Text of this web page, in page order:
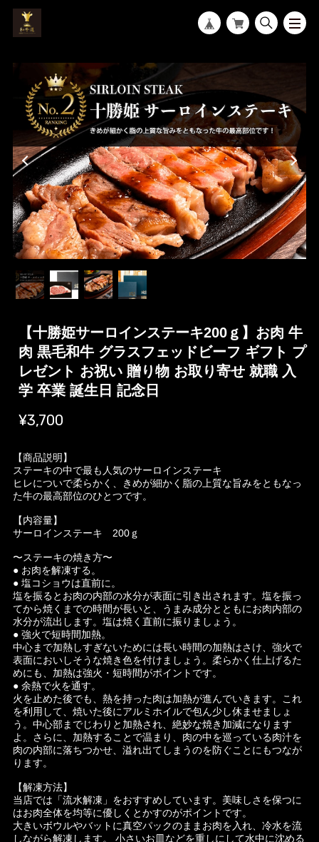
【十勝姫サーロインステーキ200ｇ】お肉 牛
肉 黒毛和牛 グラスフェッドビーフ ギフト プ
レゼント お祝い 贈り物 お取り寄せ 就職 入
学 卒業 誕生日 記念日
¥3,700
【商品説明】
ステーキの中で最も人気のサーロインステーキ
ヒレについで柔らかく、きめが細かく脂の上質な旨みをともなっ
た牛の最高部位のひとつです。
【内容量】
サーロインステーキ 200ｇ
〜ステーキの焼き方〜
● お肉を解凍する。
● 塩コショウは直前に。
塩を振るとお肉の内部の水分が表面に引き出されます。塩を振っ
てから焼くまでの時間が長いと、うまみ成分とともにお肉内部の
水分が流出します。塩は焼く直前に振りましょう。
● 強火で短時間加熱。
中心まで加熱しすぎないためには長い時間の加熱はさけ、強火で
表面においしそうな焼き色を付けましょう。柔らかく仕上げるた
めにも、加熱は強火・短時間がポイントです。
● 余熱で火を通す。
火を止めた後でも、熱を持った肉は加熱が進んでいきます。これ
を利用して、焼いた後にアルミホイルで包ん少し休ませましょ
う。中心部までじわりと加熱され、絶妙な焼き加減になります
よ。さらに、加熱することで温まり、肉の中を巡っている肉汁を
肉の内部に落ちつかせ、溢れ出てしまうのを防ぐことにもつなが
ります。
【解凍方法】
当店では「流水解凍」をおすすめしています。美味しさを保つに
はお肉全体を均等に優しくとかすのがポイントです。
大きいボウルやバットに真空パックのままお肉を入れ、冷水を流
しながら解凍します。 小さいお皿などを重しにして水中に沈める